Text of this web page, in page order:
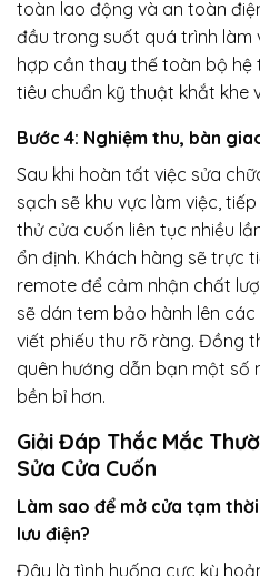
toàn lao động và an toàn
đầu trong suốt quá trình làm
hợp cần thay thế toàn bộ hệ
tiêu chuẩn kỹ thuật khắt khe
Bước 4: Nghiệm thu, bàn
Sau khi hoàn tất việc sửa
sạch sẽ khu vực làm việc,
thử cửa cuốn liên tục nhiều
ổn định. Khách hàng sẽ trực
remote để cảm nhận chất
sẽ dán tem bảo hành lên
viết phiếu thu rõ ràng. Đồng
quên hướng dẫn bạn một số
bền bỉ hơn.
Giải Đáp Thắc Mắc
Sửa Cửa Cuốn
Làm sao để mở cửa tạm
lưu điện?
Đây là tình huống cực kỳ